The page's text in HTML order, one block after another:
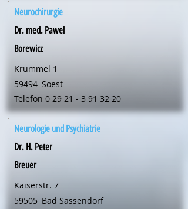
Neurochirurgie
Dr. med. Pawel
Borewicz
Krummel 1
59494 Soest
Telefon 0 29 21 - 3 91 32 20
Neurologie und Psychiatrie
Dr. H. Peter
Breuer
Kaiserstr. 7
59505 Bad Sassendorf